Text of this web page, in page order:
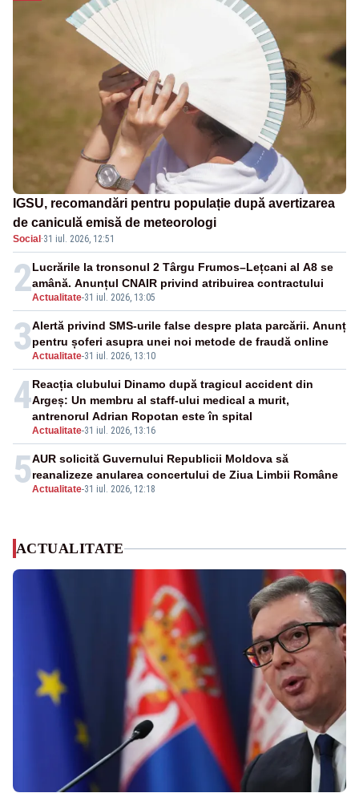
IGSU, recomandări pentru populație după avertizarea
de caniculă emisă de meteorologi
Social ·31 iul. 2026, 12:51
2Actualitate-31 iul. 2026, 13:05
Lucrările la tronsonul 2 Târgu Frumos–Lețcani al A8 se
amână. Anunțul CNAIR privind atribuirea contractului
3Actualitate-31 iul. 2026, 13:10
Alertă privind SMS-urile false despre plata parcării. Anunț
pentru șoferi asupra unei noi metode de fraudă online
4
Actualitate-31 iul. 2026, 13:16
Reacția clubului Dinamo după tragicul accident din
Argeș: Un membru al staff-ului medical a murit,
antrenorul Adrian Ropotan este în spital
5Actualitate-31 iul. 2026, 12:18
AUR solicită Guvernului Republicii Moldova să
reanalizeze anularea concertului de Ziua Limbii Române
ACTUALITATE